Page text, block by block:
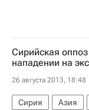
Сирийская
нападении на
26 августа 2013, 18:48
Сирия Азия